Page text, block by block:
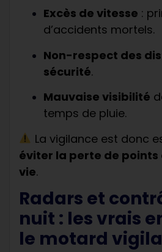
Excès de vitesse :
d’accidents mortels.
Non-respect des
sécurité.
Mauvaise visibilité
temps de pluie.
La vigilance est donc
éviter la perte de
vie.
Radars et
nuit : les vrais
le motard